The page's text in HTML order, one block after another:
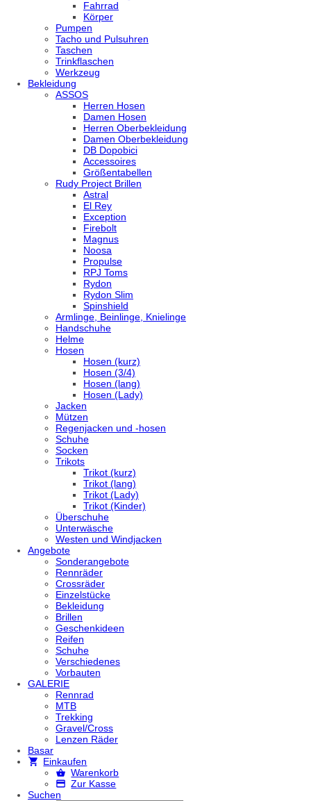
Fahrrad
Körper
Pumpen
Tacho und Pulsuhren
Taschen
Trinkflaschen
Werkzeug
Bekleidung
ASSOS
Herren Hosen
Damen Hosen
Herren Oberbekleidung
Damen Oberbekleidung
DB Dopobici
Accessoires
Größentabellen
Rudy Project Brillen
Astral
El Rey
Exception
Firebolt
Magnus
Noosa
Propulse
RPJ Toms
Rydon
Rydon Slim
Spinshield
Armlinge, Beinlinge, Knielinge
Handschuhe
Helme
Hosen
Hosen (kurz)
Hosen (3/4)
Hosen (lang)
Hosen (Lady)
Jacken
Mützen
Regenjacken und -hosen
Schuhe
Socken
Trikots
Trikot (kurz)
Trikot (lang)
Trikot (Lady)
Trikot (Kinder)
Überschuhe
Unterwäsche
Westen und Windjacken
Angebote
Sonderangebote
Rennräder
Crossräder
Einzelstücke
Bekleidung
Brillen
Geschenkideen
Reifen
Schuhe
Verschiedenes
Vorbauten
GALERIE
Rennrad
MTB
Trekking
Gravel/Cross
Lenzen Räder
Basar
Einkaufen
Warenkorb
Zur Kasse
Suchen